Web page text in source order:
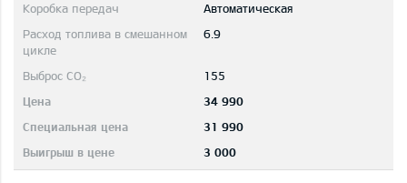
Автоматическая
6.9
155
34 990
31 990
3 000